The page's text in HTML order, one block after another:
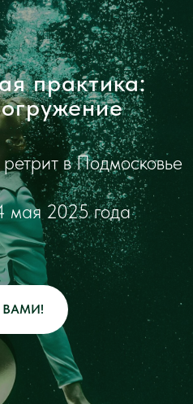
практика:
в Подмосковье
мая 2025 года
ВАМИ!